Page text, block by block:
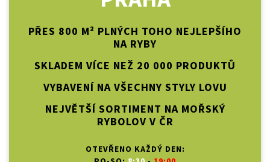
PŘES 800 M² PLNÝCH TOHO NEJLEPŠÍHO
NA RYBY
SKLADEM VÍCE NEŽ 20 000 PRODUKTŮ
VYBAVENÍ NA VŠECHNY STYLY LOVU
NEJVĚTŠÍ SORTIMENT NA MOŘSKÝ
RYBOLOV V ČR
OTEVŘENO KAŽDÝ DEN: